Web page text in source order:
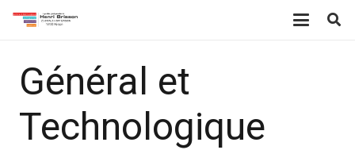
Général et
Technologique